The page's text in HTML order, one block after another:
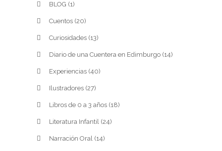
BLOG (1)
Cuentos (20)
Curiosidades (13)
Diario de una Cuentera en Edimburgo (14)
Experiencias (40)
Ilustradores (27)
Libros de 0 a 3 años (18)
Literatura Infantil (24)
Narración Oral (14)